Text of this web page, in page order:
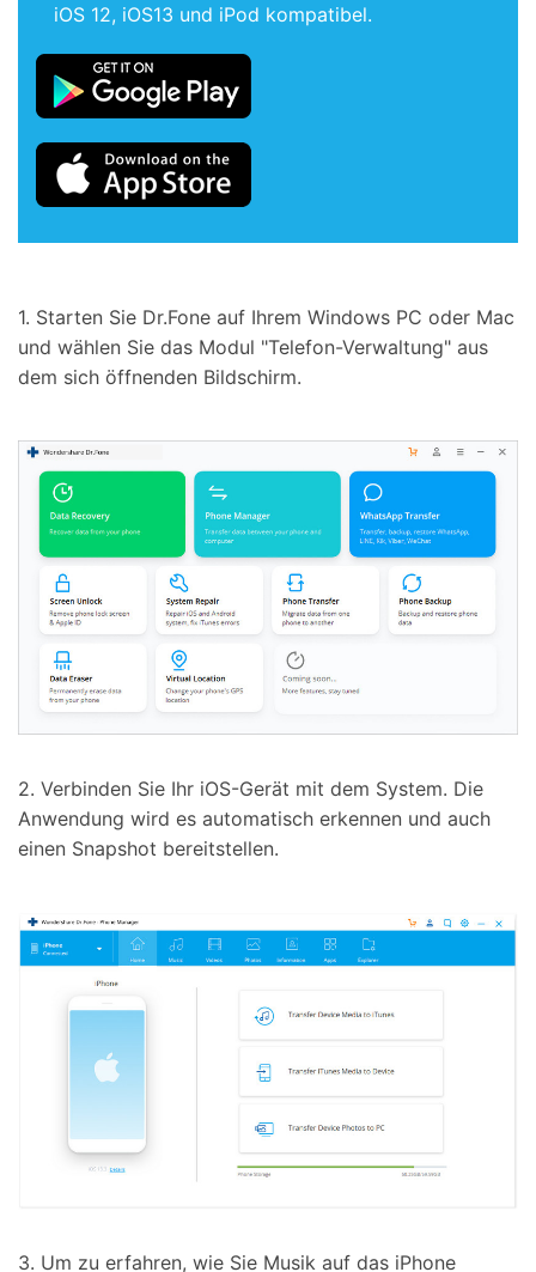
iOS 12, iOS13 und iPod kompatibel.
1. Starten Sie Dr.Fone auf Ihrem Windows PC oder Mac
und wählen Sie das Modul "Telefon-Verwaltung" aus
dem sich öffnenden Bildschirm.
2. Verbinden Sie Ihr iOS-Gerät mit dem System. Die
Anwendung wird es automatisch erkennen und auch
einen Snapshot bereitstellen.
3. Um zu erfahren, wie Sie Musik auf das iPhone